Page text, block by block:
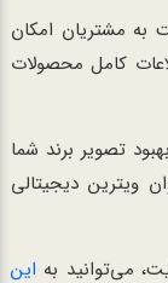
به مشتریان امکان
کامل محصولات
تصویر برند شما
ویترین دیجیتالی
می‌توانید به این